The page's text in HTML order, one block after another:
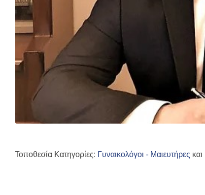
Τοποθεσία Κατηγορίες: Γυναικολόγοι - Μαιευτήρες και